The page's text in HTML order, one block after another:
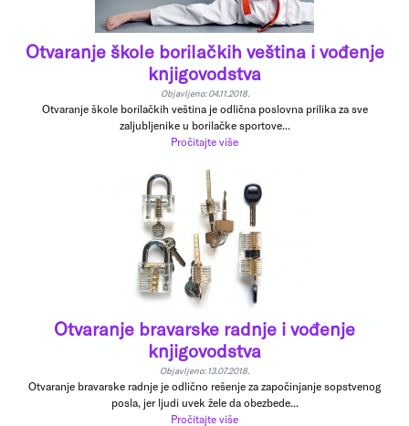
Otvaranje škole borilačkih veština i vođenje
knjigovodstva
Objavljeno: 04.11.2018.
Otvaranje škole borilačkih veština je odlična poslovna prilika za sve
zaljubljenike u borilačke sportove...
Pročitajte više
Otvaranje bravarske radnje i vođenje
knjigovodstva
Objavljeno: 13.07.2018.
Otvaranje bravarske radnje je odlično rešenje za započinjanje sopstvenog
posla, jer ljudi uvek žele da obezbede...
Pročitajte više